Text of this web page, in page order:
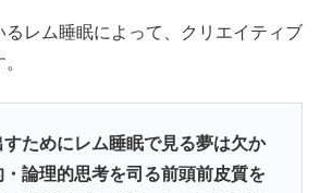
るレム睡眠によって、クリエイティブ
ためにレム睡眠で見る夢は欠か
論理的思考を司る前頭前皮質を